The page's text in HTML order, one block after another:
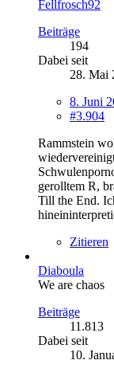
Fellfrosch92
Beiträge
194
Dabei seit
28. Mai
8. Juni
#3.904
Rammstein
gerolltem R,
Till the End.
Zitieren
Diaboula
We are chaos
Beiträge
11.813
Dabei seit
10.